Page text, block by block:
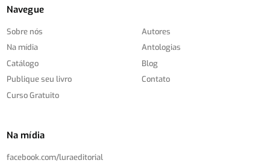
Navegue
Sobre nós
Na mídia
Catálogo
Publique seu livro
Curso Gratuito
Autores
Antologias
Blog
Contato
Na mídia
facebook.com/luraeditorial